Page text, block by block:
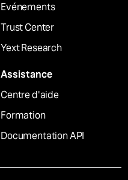
Evénements
Trust Center
Yext Research
Assistance
Centre d'aide
Formation
Documentation API